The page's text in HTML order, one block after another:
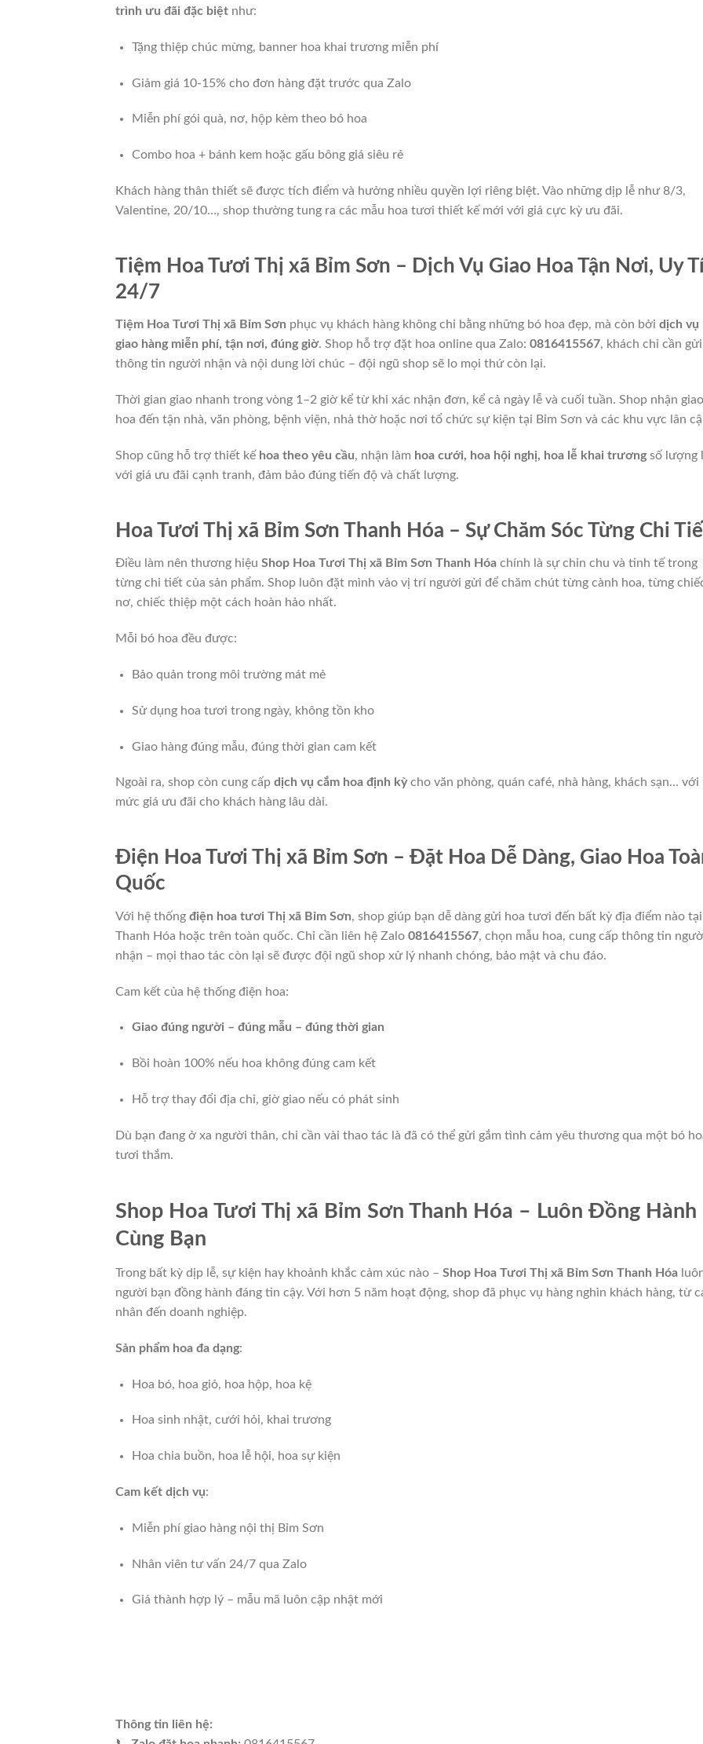
trình ưu đãi đặc biệt như:
Tặng thiệp chúc mừng, banner hoa khai trương miễn phí
Giảm giá 10-15% cho đơn hàng đặt trước qua Zalo
Miễn phí gói quà, nơ, hộp kèm theo bó hoa
Combo hoa + bánh kem hoặc gấu bông giá siêu rẻ
Khách hàng thân thiết sẽ được tích điểm và hưởng nhiều quyền lợi riêng biệt. Vào những dịp lễ như 8/3,
Valentine, 20/10…, shop thường tung ra các mẫu hoa tươi thiết kế mới với giá cực kỳ ưu đãi.
Tiệm Hoa Tươi Thị xã Bỉm Sơn – Dịch Vụ Giao Hoa Tận Nơi, Uy
24/7
Tiệm Hoa Tươi Thị xã Bỉm Sơn phục vụ khách hàng không chỉ bằng những bó hoa đẹp, mà còn bởi dịch vụ
giao hàng miễn phí, tận nơi, đúng giờ. Shop hỗ trợ đặt hoa online qua Zalo: 0816415567, khách chỉ cần gửi
thông tin người nhận và nội dung lời chúc – đội ngũ shop sẽ lo mọi thứ còn lại.
Thời gian giao nhanh trong vòng 1–2 giờ kể từ khi xác nhận đơn, kể cả ngày lễ và cuối tuần. Shop nhận giao
hoa đến tận nhà, văn phòng, bệnh viện, nhà thờ hoặc nơi tổ chức sự kiện tại Bỉm Sơn và các khu vực lân
Shop cũng hỗ trợ thiết kế hoa theo yêu cầu, nhận làm hoa cưới, hoa hội nghị, hoa lễ khai trươngsố lượng
với giá ưu đãi cạnh tranh, đảm bảo đúng tiến độ và chất lượng.
Hoa Tươi Thị xã Bỉm Sơn Thanh Hóa – Sự Chăm Sóc Từng Chi
Điều làm nên thương hiệu Shop Hoa Tươi Thị xã Bỉm Sơn Thanh Hóa chính là sự chỉn chu và tinh tế trong
từng chi tiết của sản phẩm. Shop luôn đặt mình vào vị trí người gửi để chăm chút từng cành hoa, từng
nơ, chiếc thiệp một cách hoàn hảo nhất.
Mỗi bó hoa đều được:
Bảo quản trong môi trường mát mẻ
Sử dụng hoa tươi trong ngày, không tồn kho
Giao hàng đúng mẫu, đúng thời gian cam kết
Ngoài ra, shop còn cung cấp dịch vụ cắm hoa định kỳcho văn phòng, quán café, nhà hàng, khách sạn… với
mức giá ưu đãi cho khách hàng lâu dài.
Điện Hoa Tươi Thị xã Bỉm Sơn – Đặt Hoa Dễ Dàng, Giao Hoa
Quốc
Với hệ thống điện hoa tươi Thị xã Bỉm Sơn, shop giúp bạn dễ dàng gửi hoa tươi đến bất kỳ địa điểm nào tại
Thanh Hóa hoặc trên toàn quốc. Chỉ cần liên hệ Zalo 0816415567, chọn mẫu hoa, cung cấp thông tin
nhận – mọi thao tác còn lại sẽ được đội ngũ shop xử lý nhanh chóng, bảo mật và chu đáo.
Cam kết của hệ thống điện hoa:
Giao đúng người – đúng mẫu – đúng thời gian
Bồi hoàn 100% nếu hoa không đúng cam kết
Hỗ trợ thay đổi địa chỉ, giờ giao nếu có phát sinh
Dù bạn đang ở xa người thân, chỉ cần vài thao tác là đã có thể gửi gắm tình cảm yêu thương qua một bó
tươi thắm.
Shop Hoa Tươi Thị xã Bỉm Sơn Thanh Hóa – Luôn Đồng Hành
Cùng Bạn
Trong bất kỳ dịp lễ, sự kiện hay khoảnh khắc cảm xúc nào – Shop Hoa Tươi Thị xã Bỉm Sơn Thanh Hóa
người bạn đồng hành đáng tin cậy. Với hơn 5 năm hoạt động, shop đã phục vụ hàng nghìn khách hàng, từ
nhân đến doanh nghiệp.
Sản phẩm hoa đa dạng:
Hoa bó, hoa giỏ, hoa hộp, hoa kệ
Hoa sinh nhật, cưới hỏi, khai trương
Hoa chia buồn, hoa lễ hội, hoa sự kiện
Cam kết dịch vụ:
Miễn phí giao hàng nội thị Bỉm Sơn
Nhân viên tư vấn 24/7 qua Zalo
Giá thành hợp lý – mẫu mã luôn cập nhật mới
Thông tin liên hệ: